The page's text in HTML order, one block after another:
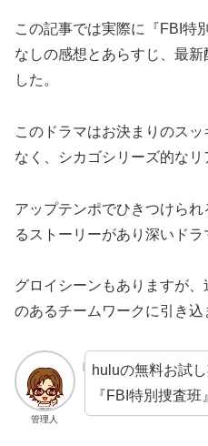
この記事では実際に『FBI特
なしの感想とあらすじ、最
した。
このドラマはお決まりのス
なく、シカゴシリーズ的なリ
アップテンポでひきつけら
るストーリーがあり深いドラ
グロイシーンもありますが
のあるチームワークに引き込
管理人
huluの無料お試
『FBI特別捜査